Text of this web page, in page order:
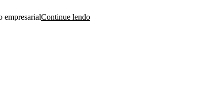
empresarialContinue lendo